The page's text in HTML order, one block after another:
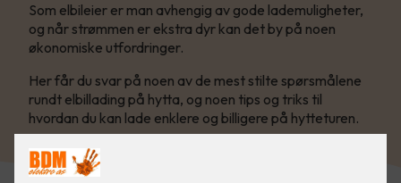
Som elbileier er man avhengig av gode lademuligheter,
og når strømmen er ekstra dyr kan det by på noen
økonomiske utfordringer.
Her får du svar på noen av de mest stilte spørsmålene
rundt elbillading på hytta, og noen tips og triks til
hvordan du kan lade enklere og billigere på hytteturen.